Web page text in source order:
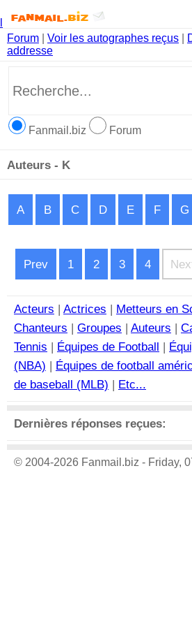
Forum
Voir les autographes reçus
addresse
Fanmail.biz Forum
Auteurs - K
A B C D E F G
Prev 1 2 3 4
Acteurs | Actrices | Metteurs en
Chanteurs | Groupes | Auteurs |
Tennis | Équipes de Football |
(NBA) | Équipes de football
de baseball (MLB) | Etc...
Dernières réponses reçues:
© 2004-2026 Fanmail.biz - Friday,